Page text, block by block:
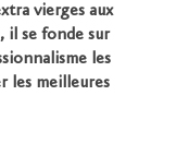
vierges aux
il se fonde sur
les
les meilleures